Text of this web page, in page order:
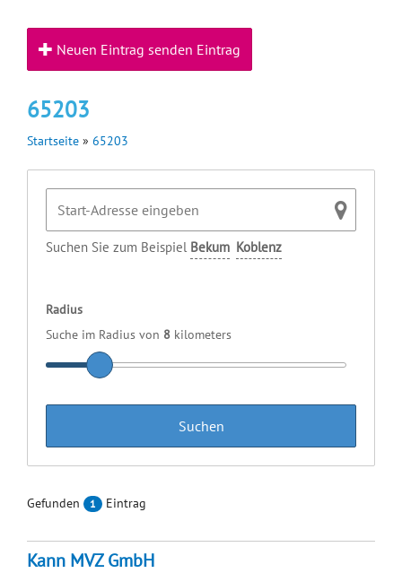
Neuen Eintrag senden Eintrag
65203
Startseite » 65203
Suchen Sie zum Beispiel Bekum Koblenz
Radius
Suche im Radius von 8 kilometers
Gefunden 1 Eintrag
Kann MVZ GmbH